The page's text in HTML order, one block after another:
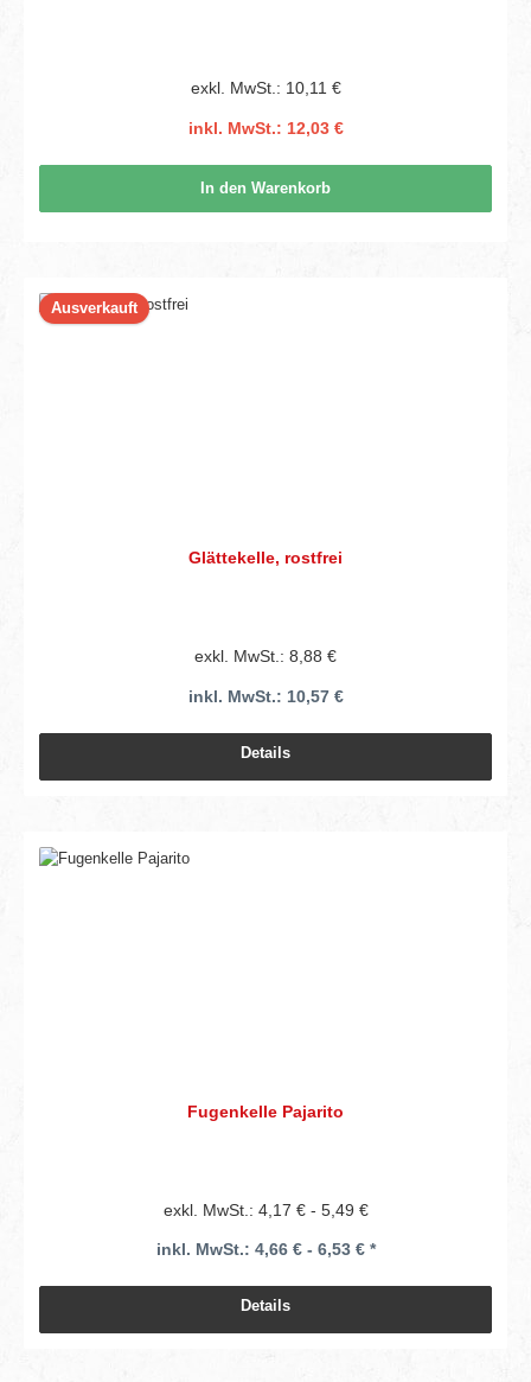
exkl. MwSt.: 10,11 €
inkl. MwSt.: 12,03 €
In den Warenkorb
Ausverkauft
Glättekelle, rostfrei
exkl. MwSt.: 8,88 €
inkl. MwSt.: 10,57 €
Details
Fugenkelle Pajarito
exkl. MwSt.: 4,17 € - 5,49 €
inkl. MwSt.: 4,66 € - 6,53 € *
Details